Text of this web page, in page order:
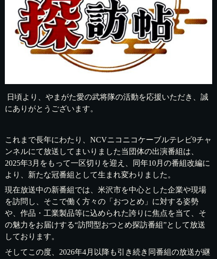
日頃より、やまがた愛の武将隊の活動を応援いただき、誠
にありがとうございます。
これまで長年にわたり、NCVニコニコケーブルテレビ9チャ
ンネルにて放送してまいりました当団体の出演番組は、
2025年3月をもって一区切りを迎え、同年10月の番組改編に
より、新たな冠番組として生まれ変わりました。
現在放送中の新番組では、米沢市を中心とした企業や現場
を訪問し、そこで働く方々の「おつとめ」に対する姿勢
や、作品・工業製品等に込められた誇りに焦点を当て、そ
の魅力をお届けする“訪問型おつとめ探訪番組”として放送
しております。
そしてこの度、2026年4月以降も引き続き同番組の放送が継